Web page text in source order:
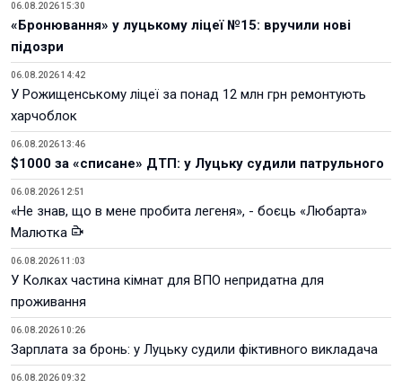
06.08.2026 15:30
«Бронювання» у луцькому ліцеї №15: вручили нові
підозри
06.08.2026 14:42
У Рожищенському ліцеї за понад 12 млн грн ремонтують
харчоблок
06.08.2026 13:46
$1000 за «списане» ДТП: у Луцьку судили патрульного
06.08.2026 12:51
«Не знав, що в мене пробита легеня», - боєць «Любарта»
Малютка
06.08.2026 11:03
У Колках частина кімнат для ВПО непридатна для
проживання
06.08.2026 10:26
Зарплата за бронь: у Луцьку судили фіктивного викладача
06.08.2026 09:32